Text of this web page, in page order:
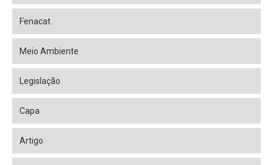
Fenacat
Meio Ambiente
Legislação
Capa
Artigo